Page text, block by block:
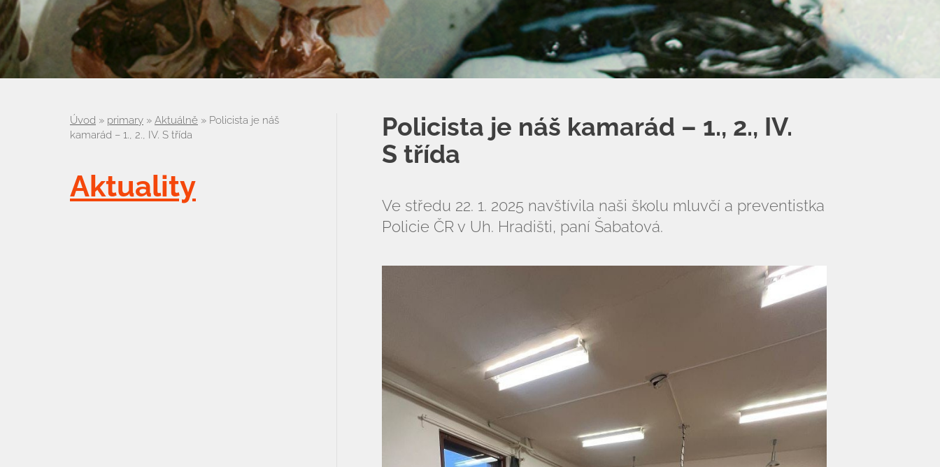
Základní škola
ZŠ speciální
Školní družina
Fotogalerie
Kalendář akcí
Vyhledávání na webu
Úvod » primary » Aktuálně » Policista je náš
kamarád – 1., 2., IV. S třída
Aktuality
Policista je náš kamarád – 1., 2., IV.
S třída
Ve středu 22. 1. 2025 navštívila naši školu mluvčí a preventistka
Policie ČR v Uh. Hradišti, paní Šabatová.